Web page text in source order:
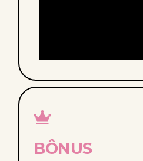
BÔNUS